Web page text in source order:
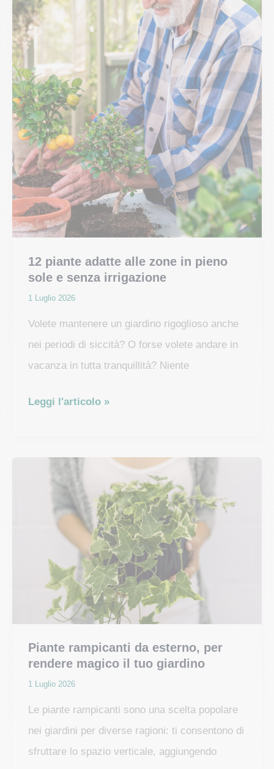
12 piante adatte alle zone in pieno
sole e senza irrigazione
1 Luglio 2026
Volete mantenere un giardino rigoglioso anche
nei periodi di siccità? O forse volete andare in
vacanza in tutta tranquillità? Niente
12
senza
irrigazione
Leggi l'articolo »
Piante rampicanti da esterno, per
rendere magico il tuo giardino
1 Luglio 2026
Le piante rampicanti sono una scelta popolare
nei giardini per diverse ragioni: ti consentono di
sfruttare lo spazio verticale, aggiungendo